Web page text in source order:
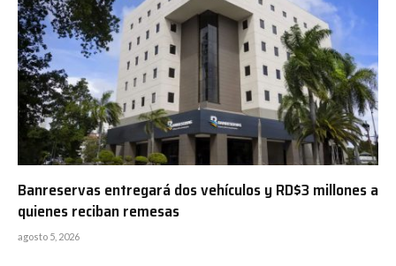
Banreservas entregará dos vehículos y RD$3 millones a
quienes reciban remesas
agosto 5, 2026